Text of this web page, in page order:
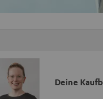
Deine